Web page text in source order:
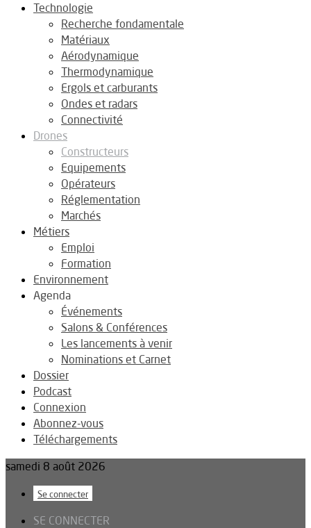
Technologie
Recherche fondamentale
Matériaux
Aérodynamique
Thermodynamique
Ergols et carburants
Ondes et radars
Connectivité
Drones
Constructeurs
Equipements
Opérateurs
Réglementation
Marchés
Métiers
Emploi
Formation
Environnement
Agenda
Événements
Salons & Conférences
Les lancements à venir
Nominations et Carnet
Dossier
Podcast
Connexion
Abonnez-vous
Téléchargements
samedi 8 août 2026
Se connecter
SE CONNECTER